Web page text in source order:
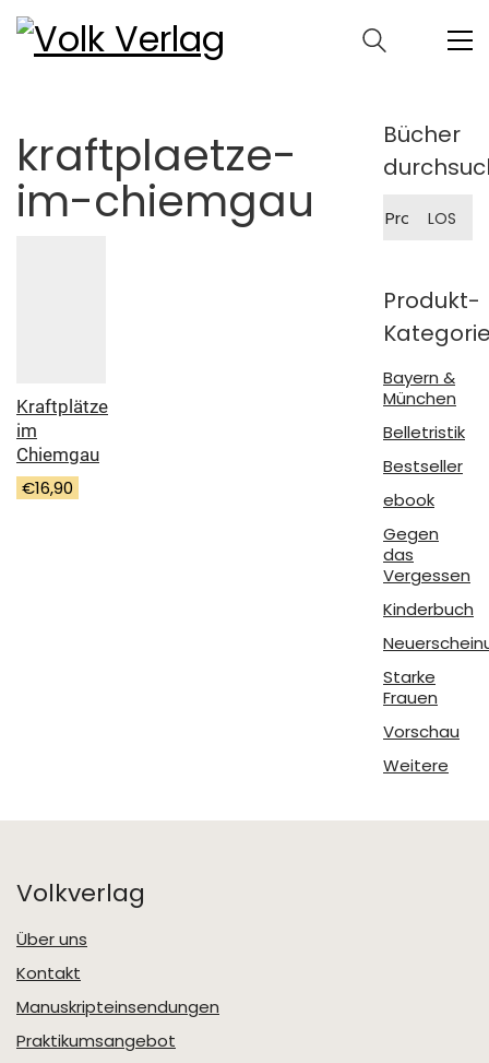
kraftplaetze-
im-chiemgau
Kraftplätze
im
Chiemgau
€16,90
Bücher
nach:
LOS
Produkt-
Bayern &
München
Belletristik
Bestseller
ebook
Gegen
das
Vergessen
Kinderbuch
Starke
Frauen
Vorschau
Weitere
Volkverlag
Über uns
Kontakt
Manuskripteinsendungen
Praktikumsangebot